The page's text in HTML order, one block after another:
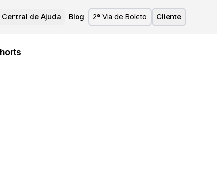
Central de Ajuda Blog 2ª Via de Boleto Cliente